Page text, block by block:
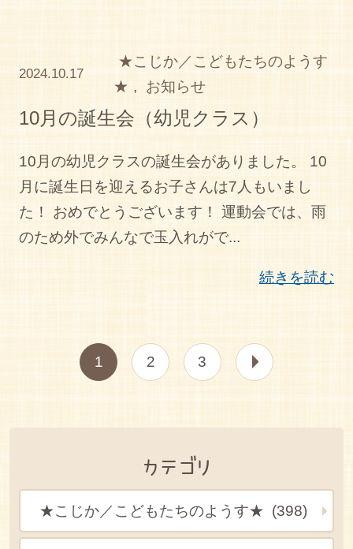
2024.10.17
★こじか／こどもたちのようす
★ , お知らせ
10月の誕生会（幼児クラス）
10月の幼児クラスの誕生会がありました。 10
月に誕生日を迎えるお子さんは7人もいまし
た！ おめでとうございます！ 運動会では、雨
のため外でみんなで玉入れがで...
続きを読む
1 2 3
カテゴリ
★こじか／こどもたちのようす★ (398)